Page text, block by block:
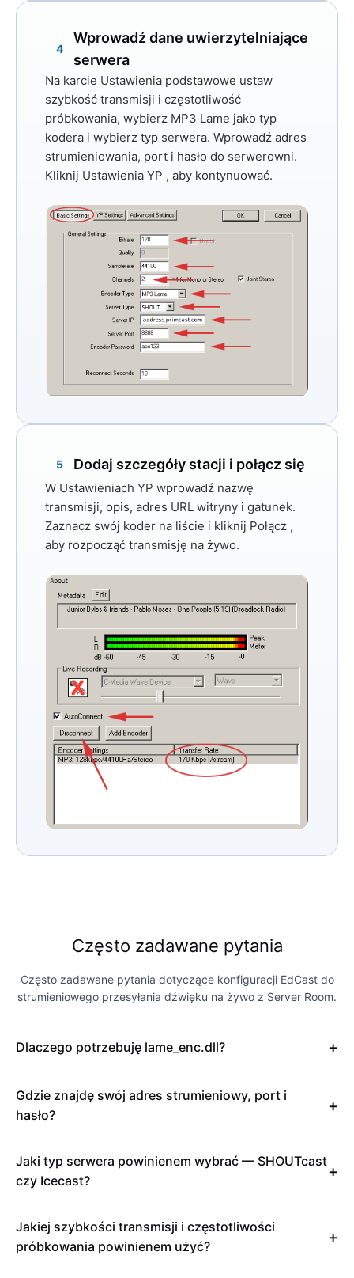
4
Wprowadź dane uwierzytelniające
serwera
Na karcie Ustawienia podstawowe ustaw
szybkość transmisji i częstotliwość
próbkowania, wybierz MP3 Lame jako typ
kodera i wybierz typ serwera. Wprowadź adres
strumieniowania, port i hasło do serwerowni.
Kliknij Ustawienia YP , aby kontynuować.
5 Dodaj szczegóły stacji i połącz się
W Ustawieniach YP wprowadź nazwę
transmisji, opis, adres URL witryny i gatunek.
Zaznacz swój koder na liście i kliknij Połącz ,
aby rozpocząć transmisję na żywo.
Często zadawane pytania
Często zadawane pytania dotyczące konfiguracji EdCast do
strumieniowego przesyłania dźwięku na żywo z Server Room.
Dlaczego potrzebuję lame_enc.dll?
Gdzie znajdę swój adres strumieniowy, port i
hasło?
Jaki typ serwera powinienem wybrać — SHOUTcast
czy Icecast?
Jakiej szybkości transmisji i częstotliwości
próbkowania powinienem użyć?